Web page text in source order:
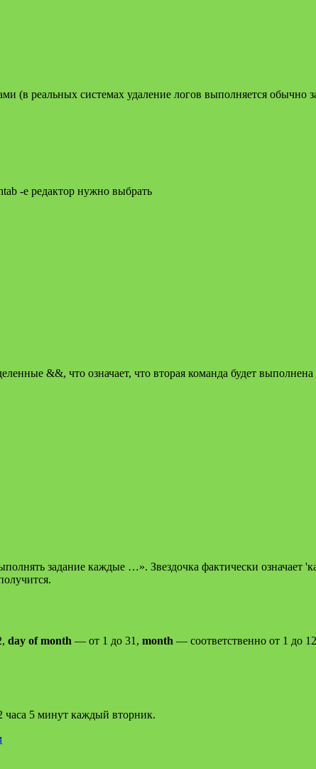
(в реальных системах удаление логов выполняется обычно
-e редактор нужно выбрать
&&, что означает, что вторая команда будет
задание каждые …». Звездочка фактически
day of month — от 1 до 31, month — соответственно от 1 до
часа 5 минут каждый вторник.